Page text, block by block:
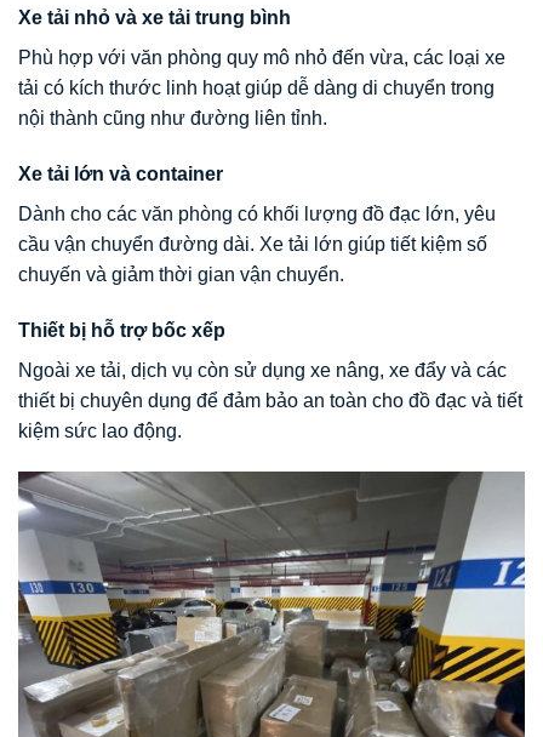
Xe tải nhỏ và xe tải trung bình
Phù hợp với văn phòng quy mô nhỏ đến vừa, các loại xe
tải có kích thước linh hoạt giúp dễ dàng di chuyển trong
nội thành cũng như đường liên tỉnh.
Xe tải lớn và container
Dành cho các văn phòng có khối lượng đồ đạc lớn, yêu
cầu vận chuyển đường dài. Xe tải lớn giúp tiết kiệm số
chuyến và giảm thời gian vận chuyển.
Thiết bị hỗ trợ bốc xếp
Ngoài xe tải, dịch vụ còn sử dụng xe nâng, xe đẩy và các
thiết bị chuyên dụng để đảm bảo an toàn cho đồ đạc và tiết
kiệm sức lao động.